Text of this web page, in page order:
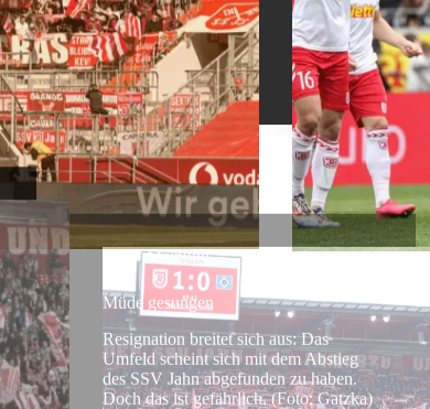
Meinung
Müde gesungen
Resignation breitet sich aus: Das
Umfeld scheint sich mit dem Abstieg
des SSV Jahn abgefunden zu haben.
Doch das ist gefährlich. (Foto: Gatzka)
Maximilian Aichinger
8. März 2025